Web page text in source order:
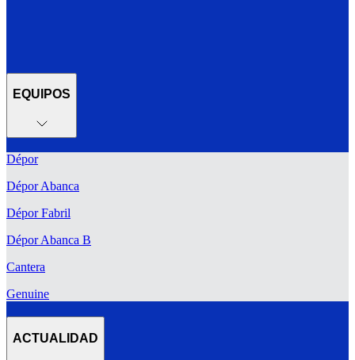
EQUIPOS
Dépor
Dépor Abanca
Dépor Fabril
Dépor Abanca B
Cantera
Genuine
ACTUALIDAD